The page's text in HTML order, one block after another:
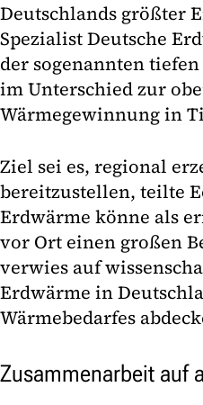
Deutschlands größter
Spezialist Deutsche
der sogenannten
im Unterschied zur
Wärmegewinnung in
Ziel sei es, regional
bereitzustellen, teilte
Erdwärme könne als
vor Ort einen großen
verwies auf
Erdwärme in
Wärmebedarfes
Zusammenarbeit auf